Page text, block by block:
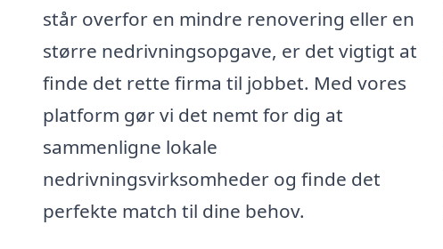
står overfor en mindre renovering eller en
større nedrivningsopgave, er det vigtigt at
finde det rette firma til jobbet. Med vores
platform gør vi det nemt for dig at
sammenligne lokale
nedrivningsvirksomheder og finde det
perfekte match til dine behov.